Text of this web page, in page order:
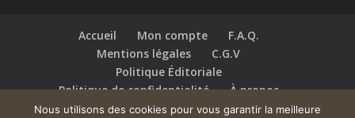
Accueil Mon compte
F.A.Q.
Mentions légales
C.G.V
Politique Éditoriale
Politique de confidentialité
À propos
Contact
Nous utilisons des cookies pour vous garantir la meilleure